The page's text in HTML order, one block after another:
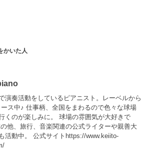
かいた人
演奏活動をしているピアニスト。レーベルから
ス中♪ 仕事柄、全国をまわるので色々な球場
くのが楽しみに。 球場の雰囲気が大好きで
他、旅行、音楽関連の公式ライターや親善大
活動中。 公式サイトhttps://www.keiito-